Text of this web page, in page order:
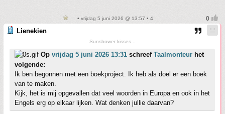
• vrijdag 5 juni 2026 @ 13:57 • 4
Lienekien
Sunshower kisses...
Op vrijdag 5 juni 2026 13:31 schreef Taalmonteur het
volgende:
Ik ben begonnen met een boekproject. Ik heb als doel er een boek
van te maken.
Kijk, het is mij opgevallen dat veel woorden in Europa en ook in het
Engels erg op elkaar lijken. Wat denken jullie daarvan?